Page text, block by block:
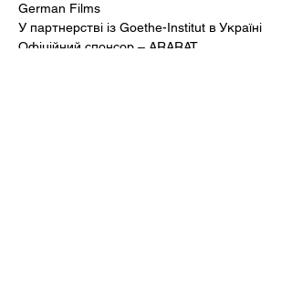
German Films
У партнерстві із Goethe-Institut в Україні
Офіційний спонсор – ARARAT